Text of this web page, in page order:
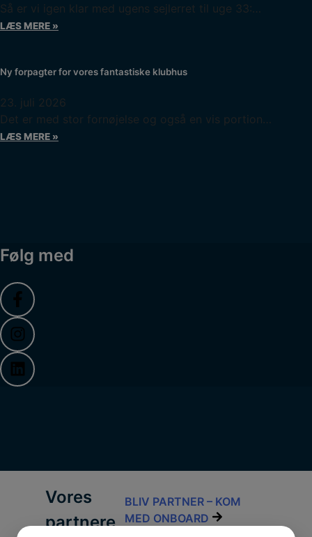
Så er vi igen klar med ugens sejlerret til uge 33:…
LÆS MERE »
Ny forpagter for vores fantastiske klubhus
23. juli 2026
Det er med stor fornøjelse og også en vis portion…
LÆS MERE »
Følg med
Vores
partnere
BLIV PARTNER – KOM
MED ONBOARD